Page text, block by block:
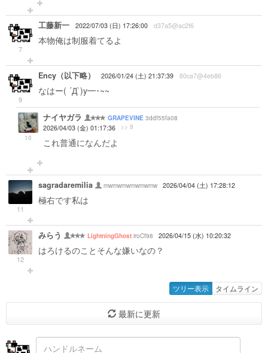
7
工藤新一 2022/07/03 (日) 17:26:00 d37a5@ac2f6
本物俺は制服着てるよ
9
Ency（以下略） 2026/01/24 (土) 21:37:39 80ca7@4eb86
なはー( ´Д`)y━･~~
10
ナイヤガラ GRAPEVINE 3ddf55fa08
2026/04/03 (金) 01:17:36
>> 9
これ普通になんだよ
11
sagradaremilia mwmwmwmwmwmw 2026/04/04 (土) 17:28:12
極右です私は
12
みらう LightningGhost iroCf98 2026/04/15 (水) 10:20:32
はろけるのことそんな嫌いなの？
ツリー表示 タイムライン
最新に更新